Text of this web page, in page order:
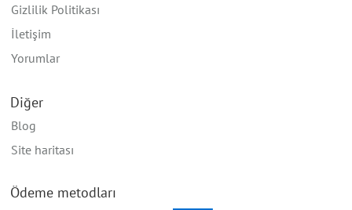
Gizlilik Politikası
İletişim
Yorumlar
Diğer
Blog
Site haritası
Ödeme metodları